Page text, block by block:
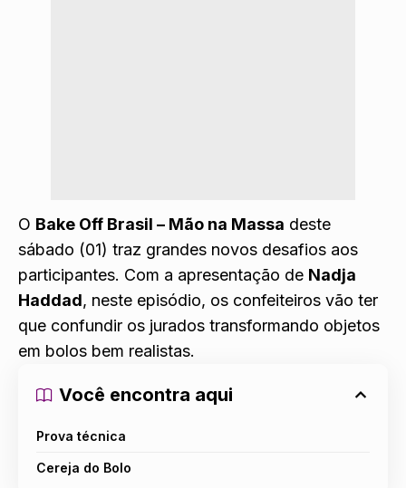
O Bake Off Brasil – Mão na Massa deste
sábado (01) traz grandes novos desafios aos
participantes. Com a apresentação de Nadja
Haddad, neste episódio, os confeiteiros vão ter
que confundir os jurados transformando objetos
em bolos bem realistas.
Você encontra aqui
Prova técnica
Cereja do Bolo